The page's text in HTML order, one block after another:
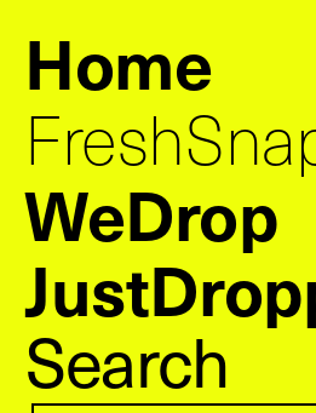
Home
WeDrop
Search